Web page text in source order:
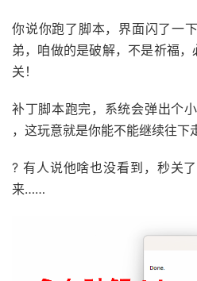
你说你跑了脚本，界面闪了一
弟，咱做的是破解，不是祈福，
关！
补丁脚本跑完，系统会弹出个
，这玩意就是你能不能继续往下
? 有人说他啥也没看到，秒关
来……